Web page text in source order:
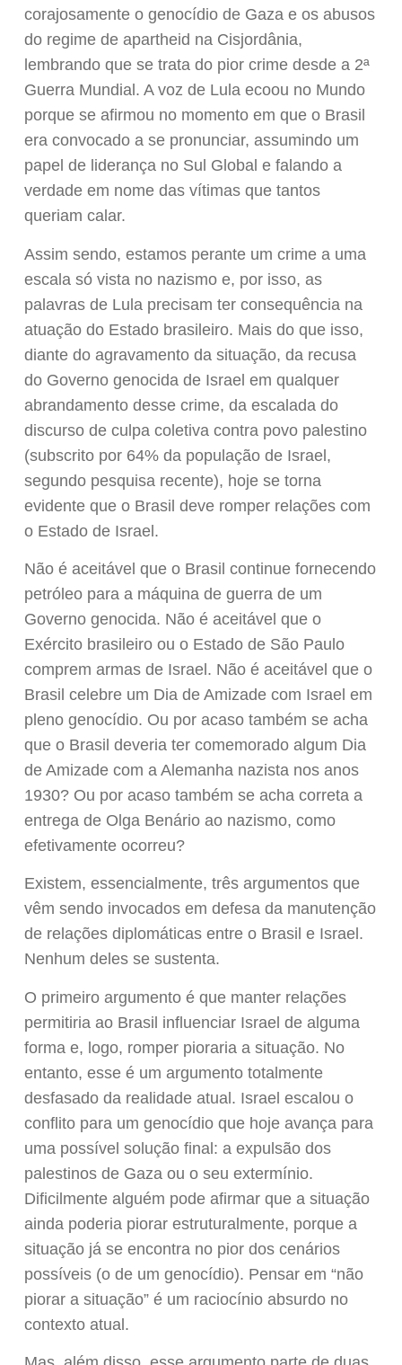
corajosamente o genocídio de Gaza e os abusos
do regime de apartheid na Cisjordânia,
lembrando que se trata do pior crime desde a 2ª
Guerra Mundial. A voz de Lula ecoou no Mundo
porque se afirmou no momento em que o Brasil
era convocado a se pronunciar, assumindo um
papel de liderança no Sul Global e falando a
verdade em nome das vítimas que tantos
queriam calar.
Assim sendo, estamos perante um crime a uma
escala só vista no nazismo e, por isso, as
palavras de Lula precisam ter consequência na
atuação do Estado brasileiro. Mais do que isso,
diante do agravamento da situação, da recusa
do Governo genocida de Israel em qualquer
abrandamento desse crime, da escalada do
discurso de culpa coletiva contra povo palestino
(subscrito por 64% da população de Israel,
segundo pesquisa recente), hoje se torna
evidente que o Brasil deve romper relações com
o Estado de Israel.
Não é aceitável que o Brasil continue fornecendo
petróleo para a máquina de guerra de um
Governo genocida. Não é aceitável que o
Exército brasileiro ou o Estado de São Paulo
comprem armas de Israel. Não é aceitável que o
Brasil celebre um Dia de Amizade com Israel em
pleno genocídio. Ou por acaso também se acha
que o Brasil deveria ter comemorado algum Dia
de Amizade com a Alemanha nazista nos anos
1930? Ou por acaso também se acha correta a
entrega de Olga Benário ao nazismo, como
efetivamente ocorreu?
Existem, essencialmente, três argumentos que
vêm sendo invocados em defesa da manutenção
de relações diplomáticas entre o Brasil e Israel.
Nenhum deles se sustenta.
O primeiro argumento é que manter relações
permitiria ao Brasil influenciar Israel de alguma
forma e, logo, romper pioraria a situação. No
entanto, esse é um argumento totalmente
desfasado da realidade atual. Israel escalou o
conflito para um genocídio que hoje avança para
uma possível solução final: a expulsão dos
palestinos de Gaza ou o seu extermínio.
Dificilmente alguém pode afirmar que a situação
ainda poderia piorar estruturalmente, porque a
situação já se encontra no pior dos cenários
possíveis (o de um genocídio). Pensar em “não
piorar a situação” é um raciocínio absurdo no
contexto atual.